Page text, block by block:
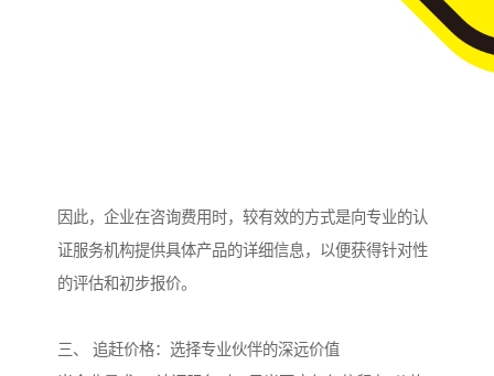
因此，企业在咨询费用时，较有效的方式是向专业的认
证服务机构提供具体产品的详细信息，以便获得针对性
的评估和初步报价。
三、 追赶价格：选择专业伙伴的深远价值